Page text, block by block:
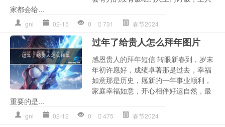
家都会给...
gnl 02-15 0 731 春节2024
过年了给贵人怎么拜年图片
感恩贵人的拜年短信 转眼新春到，岁末
年初许愿好，成绩卓著那是过去，幸福
如意那是历史，愿新的一年事业顺利，
家庭幸福如意，开心相伴好运自然，最
重要的是...
gnl 02-12 0 475 春节2024